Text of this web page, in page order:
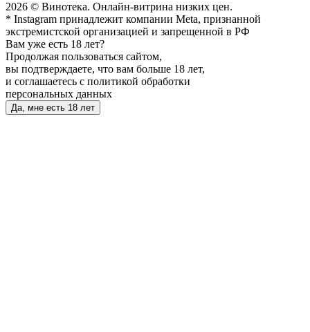
2026 © Винотека. Онлайн-витрина низких цен.
* Instagram принадлежит компании Meta, признанной
экстремистской организацией и запрещенной в РФ
Вам уже есть 18 лет?
Продолжая пользоваться сайтом,
вы подтверждаете, что вам больше 18 лет,
и соглашаетесь с политикой обработки
персональных данных
Да, мне есть 18 лет